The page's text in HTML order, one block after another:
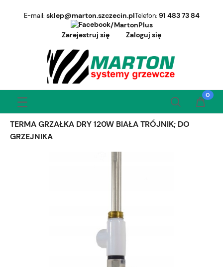
E-mail: sklep@marton.szczecin.plTelefon: 91 483 73 84
/MartonPlus
Zarejestruj się
Zaloguj się
TERMA GRZAŁKA DRY 120W BIAŁA TRÓJNIK; DO
GRZEJNIKA